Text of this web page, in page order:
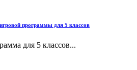
программы для 5 классов
для 5 классов...